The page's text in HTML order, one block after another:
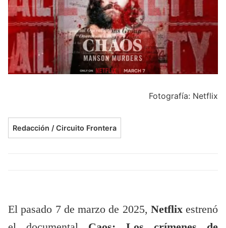
Fotografía: Netflix
Redacción / Circuito Frontera
El pasado 7 de marzo de 2025, Netflixestrenó